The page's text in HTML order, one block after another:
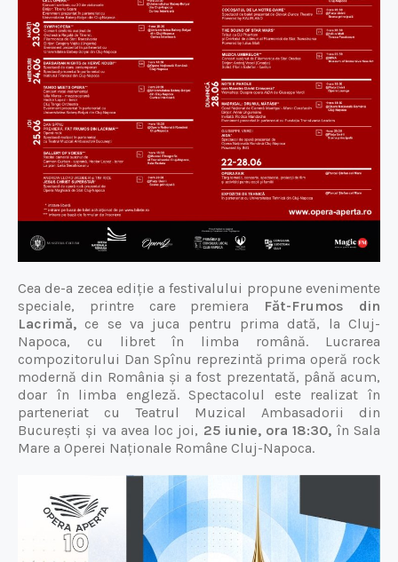
Cea de-a zecea ediție a festivalului propune evenimente
speciale, printre care premiera Făt-Frumos din
Lacrimă,ce se va juca pentru prima dată, la Cluj-
Napoca, cu libret în limba română. Lucrarea
compozitorului Dan Spînu reprezintă prima operă rock
modernă din România și a fost prezentată, până acum,
doar în limba engleză. Spectacolul este realizat în
parteneriat cu Teatrul Muzical Ambasadorii din
București și va avea loc joi, 25 iunie, ora 18:30, în Sala
Mare a Operei Naționale Române Cluj-Napoca.